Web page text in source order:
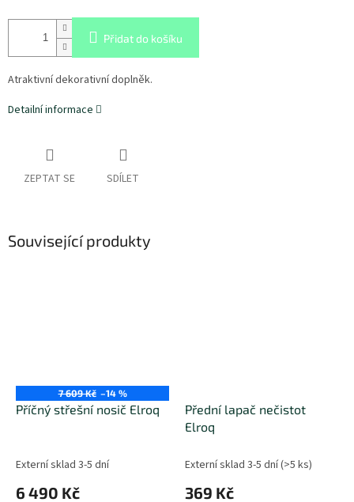
Přidat do košíku
Atraktivní dekorativní doplněk.
Detailní informace
ZEPTAT SE SDÍLET
Související produkty
7 609 Kč –14 %
Příčný střešní nosič Elroq
Externí sklad 3-5 dní
6 490 Kč
Přední lapač nečistot
Elroq
Externí sklad 3-5 dní(>5 ks)
369 Kč